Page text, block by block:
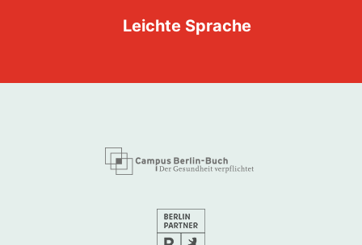
Leichte Sprache